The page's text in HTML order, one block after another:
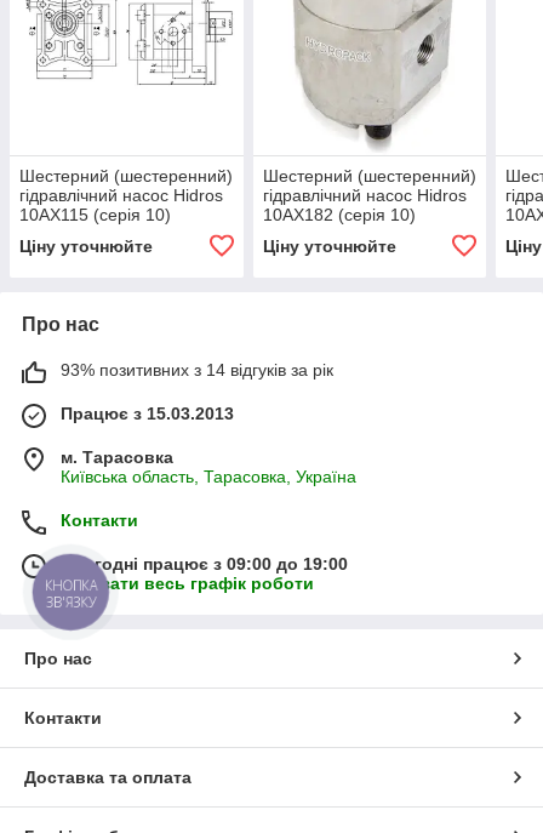
Шестерний (шестеренний)
гідравлічний насос Hidros
10АХ115 (серія 10)
Ціну уточнюйте
Шестерний (шестеренний)
гідравлічний насос Hidros
10АХ182 (серія 10)
Ціну уточнюйте
Про нас
93% позитивних з 14 відгуків за рік
Працює з 15.03.2013
м. Тарасовка
Київська область, Тарасовка, Україна
Контакти
Сьогодні працює з 09:00 до 19:00
Показати весь графік роботи
Про нас
Контакти
Доставка та оплата
КНОПКА
ЗВ'ЯЗКУ